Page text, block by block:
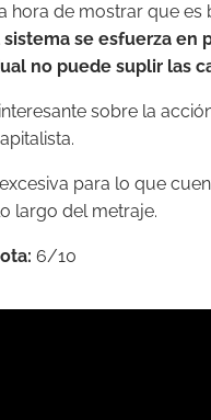
de mostrar que es
se esfuerza en
no puede suplir las
sobre la
para lo que
largo del metraje.
6/10